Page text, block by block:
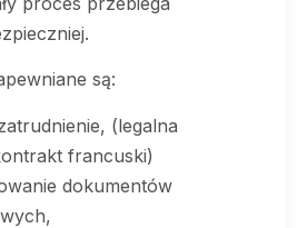
są:
(legalna
francuski)
dokumentów